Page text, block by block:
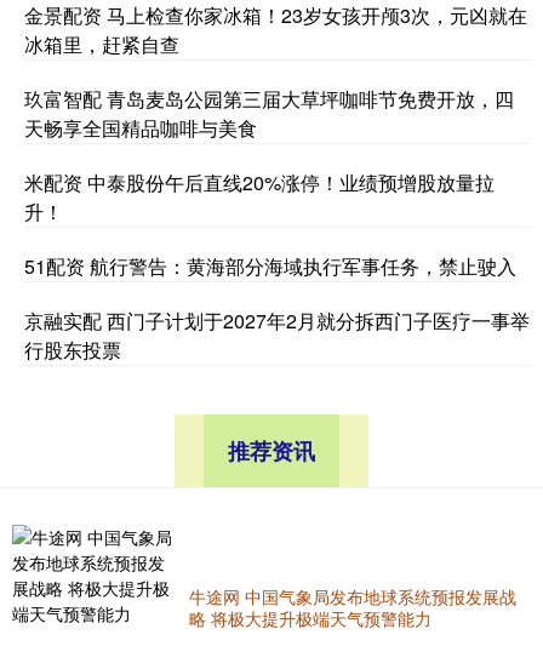
金景配资 马上检查你家冰箱！23岁女孩开颅3次，元凶就在
冰箱里，赶紧自查
玖富智配 青岛麦岛公园第三届大草坪咖啡节免费开放，四
天畅享全国精品咖啡与美食
米配资 中泰股份午后直线20%涨停！业绩预增股放量拉
升！
51配资 航行警告：黄海部分海域执行军事任务，禁止驶入
京融实配 西门子计划于2027年2月就分拆西门子医疗一事举
行股东投票
推荐资讯
牛途网 中国气象局发布地球系统预报发展战
略 将极大提升极端天气预警能力